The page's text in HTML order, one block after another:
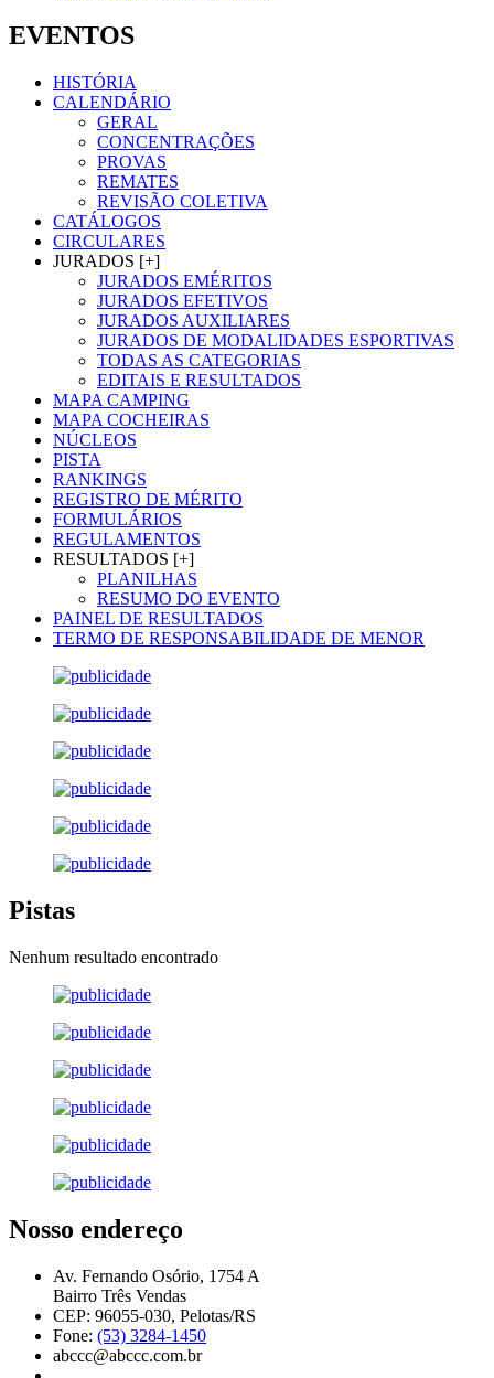
EVENTOS
HISTÓRIA
CALENDÁRIO
GERAL
CONCENTRAÇÕES
PROVAS
REMATES
REVISÃO COLETIVA
CATÁLOGOS
CIRCULARES
JURADOS [+]
JURADOS EMÉRITOS
JURADOS EFETIVOS
JURADOS AUXILIARES
JURADOS DE MODALIDADES ESPORTIVAS
TODAS AS CATEGORIAS
EDITAIS E RESULTADOS
MAPA CAMPING
MAPA COCHEIRAS
NÚCLEOS
PISTA
RANKINGS
REGISTRO DE MÉRITO
FORMULÁRIOS
REGULAMENTOS
RESULTADOS [+]
PLANILHAS
RESUMO DO EVENTO
PAINEL DE RESULTADOS
TERMO DE RESPONSABILIDADE DE MENOR
Pistas
Nenhum resultado encontrado
Nosso endereço
Av. Fernando Osório, 1754 A
Bairro Três Vendas
CEP: 96055-030, Pelotas/RS
Fone: (53) 3284-1450
abccc@abccc.com.br